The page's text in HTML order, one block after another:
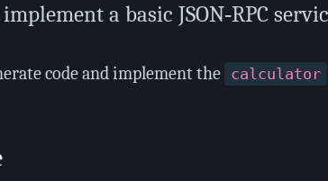
a basic JSON‑RPC
code and implement the calculator